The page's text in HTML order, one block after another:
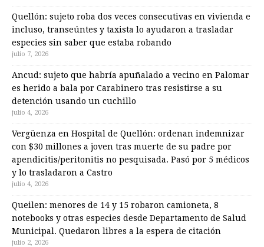
Quellón: sujeto roba dos veces consecutivas en vivienda e
incluso, transeúntes y taxista lo ayudaron a trasladar
especies sin saber que estaba robando
julio 7, 2026
Ancud: sujeto que habría apuñalado a vecino en Palomar
es herido a bala por Carabinero tras resistirse a su
detención usando un cuchillo
julio 4, 2026
Vergüenza en Hospital de Quellón: ordenan indemnizar
con $30 millones a joven tras muerte de su padre por
apendicitis/peritonitis no pesquisada. Pasó por 5 médicos
y lo trasladaron a Castro
julio 4, 2026
Queilen: menores de 14 y 15 robaron camioneta, 8
notebooks y otras especies desde Departamento de Salud
Municipal. Quedaron libres a la espera de citación
julio 2, 2026